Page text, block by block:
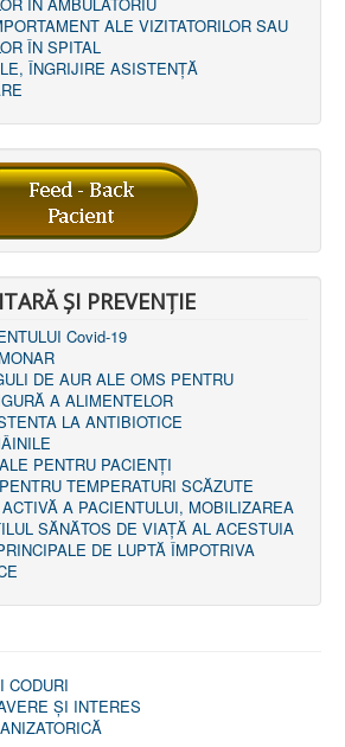
ALE VIZITATORILOR SAU
ÎN SPITAL
ÎNGRIJIRE ASISTENŢĂ
ȘI PREVENȚIE
Covid-19
DE AUR ALE OMS PENTRU
A ALIMENTELOR
LA ANTIBIOTICE
PENTRU PACIENȚI
TEMPERATURI SCĂZUTE
A PACIENTULUI, MOBILIZAREA
SĂNĂTOS DE VIAȚĂ AL ACESTUIA
DE LUPTĂ ÎMPOTRIVA
CODURI
ȘI INTERES